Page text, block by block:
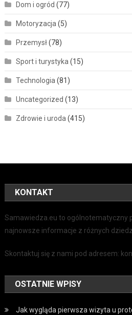
Dom i ogród (77)
Motoryzacja(5)
Przemysł(78)
Sport i turystyka(15)
Technologia(81)
Uncategorized (13)
Zdrowie i uroda(415)
KONTAKT
Samawiedza.eu to ogólnotematyczny
najnowsze informacje z różnych
Skontaktuj się z nami pod adresem:
OSTATNIE WPISY
Jak wygląda pierwsza wizyta u